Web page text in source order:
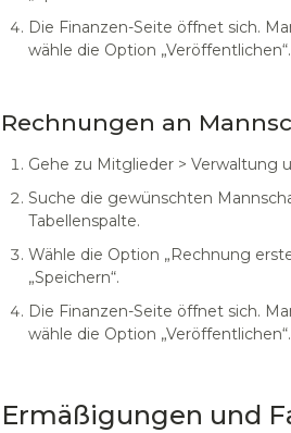
Die Finanzen-Seite öffnet sich.
wähle die Option „Veröffentlichen“.
Rechnungen an
Gehe zu Mitglieder > Verwaltung
Suche die gewünschten
Tabellenspalte.
Wähle die Option „Rechnung
„Speichern“.
Die Finanzen-Seite öffnet sich.
wähle die Option „Veröffentlichen“.
Ermäßigungen und